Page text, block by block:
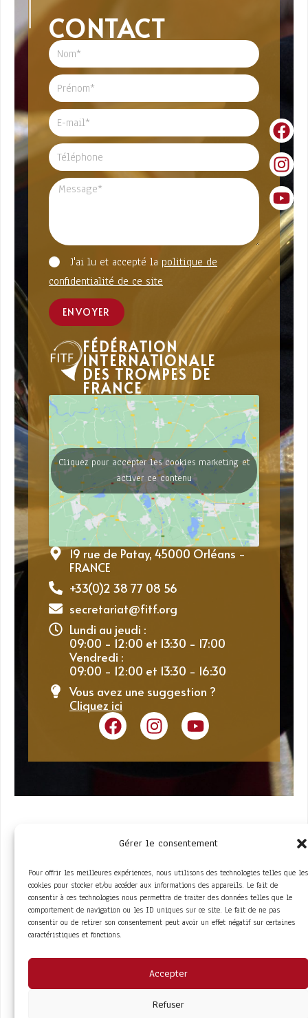
Gérer le consentement
Pour offrir les meilleures expériences, nous utilisons des technologies telles que les
cookies pour stocker et/ou accéder aux informations des appareils. Le fait de
consentir à ces technologies nous permettra de traiter des données telles que le
comportement de navigation ou les ID uniques sur ce site. Le fait de ne pas
consentir ou de retirer son consentement peut avoir un effet négatif sur certaines
caractéristiques et fonctions.
Accepter
Refuser
CONTACT
J'ai lu et accepté la politique de
confidentialité de ce site
ENVOYER
FÉDÉRATION
INTERNATIONALE
DES TROMPES DE
FRANCE
Cliquez pour accepter les cookies marketing et
activer ce contenu
19 rue de Patay, 45000 Orléans -
FRANCE
+33(0)2 38 77 08 56
secretariat@fitf.org
Lundi au jeudi :
09:00 - 12:00 et 13:30 - 17:00
Vendredi :
09:00 - 12:00 et 13:30 - 16:30
Vous avez une suggestion ?
Cliquez ici
ACCÈS RAPIDE
La Trompe
La FITF
Agenda
Partenaires
Espace adhérent
Conditions Générales de Vente